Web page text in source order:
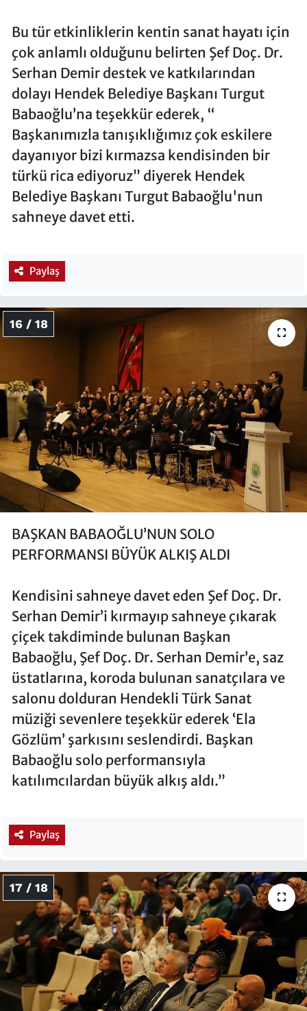
Bu tür etkinliklerin kentin sanat hayatı için
çok anlamlı olduğunu belirten Şef Doç. Dr.
Serhan Demir destek ve katkılarından
dolayı Hendek Belediye Başkanı Turgut
Babaoğlu’na teşekkür ederek, “
Başkanımızla tanışıklığımız çok eskilere
dayanıyor bizi kırmazsa kendisinden bir
türkü rica ediyoruz” diyerek Hendek
Belediye Başkanı Turgut Babaoğlu'nun
sahneye davet etti.
Paylaş
16 / 18
BAŞKAN BABAOĞLU’NUN SOLO
PERFORMANSI BÜYÜK ALKIŞ ALDI
Kendisini sahneye davet eden Şef Doç. Dr.
Serhan Demir’i kırmayıp sahneye çıkarak
çiçek takdiminde bulunan Başkan
Babaoğlu, Şef Doç. Dr. Serhan Demir’e, saz
üstatlarına, koroda bulunan sanatçılara ve
salonu dolduran Hendekli Türk Sanat
müziği sevenlere teşekkür ederek ‘Ela
Gözlüm’ şarkısını seslendirdi. Başkan
Babaoğlu solo performansıyla
katılımcılardan büyük alkış aldı.”
Paylaş
17 / 18